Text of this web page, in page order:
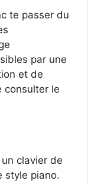
te passer du
par une
et de
consulter le
clavier de
style piano.